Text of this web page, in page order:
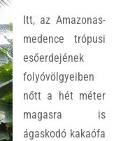
Itt, az Amazonas-
medence trópusi
esőerdejének
folyóvölgyeiben
nőtt a hét méter
magasra is
ágaskodó kakaófa